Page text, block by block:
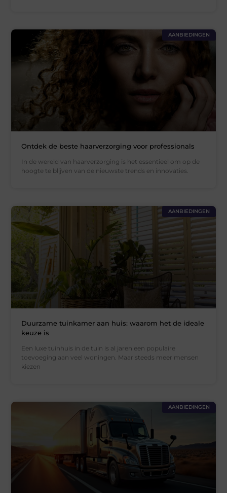
AANBIEDINGEN
Ontdek de beste haarverzorging voor professionals
In de wereld van haarverzorging is het essentieel om op de
hoogte te blijven van de nieuwste trends en innovaties.
AANBIEDINGEN
Duurzame tuinkamer aan huis: waarom het de ideale
keuze is
Een luxe tuinhuis in de tuin is al jaren een populaire
toevoeging aan veel woningen. Maar steeds meer mensen
kiezen
AANBIEDINGEN